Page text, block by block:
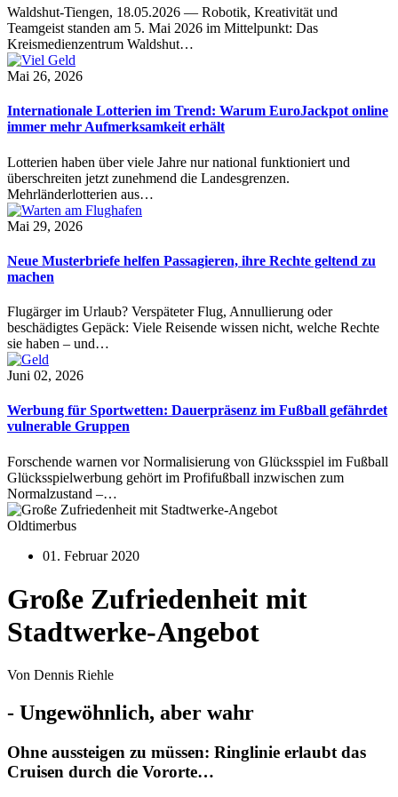
Waldshut-Tiengen, 18.05.2026 — Robotik, Kreativität und
Teamgeist standen am 5. Mai 2026 im Mittelpunkt: Das
Kreismedienzentrum Waldshut…
Mai 26, 2026
Internationale Lotterien im Trend: Warum EuroJackpot online
immer mehr Aufmerksamkeit erhält
Lotterien haben über viele Jahre nur national funktioniert und
überschreiten jetzt zunehmend die Landesgrenzen.
Mehrländerlotterien aus…
Mai 29, 2026
Neue Musterbriefe helfen Passagieren, ihre Rechte geltend zu
machen
Flugärger im Urlaub? Verspäteter Flug, Annullierung oder
beschädigtes Gepäck: Viele Reisende wissen nicht, welche Rechte
sie haben – und…
Juni 02, 2026
Werbung für Sportwetten: Dauerpräsenz im Fußball gefährdet
vulnerable Gruppen
Forschende warnen vor Normalisierung von Glücksspiel im Fußball
Glücksspielwerbung gehört im Profifußball inzwischen zum
Normalzustand –…
Oldtimerbus
01. Februar 2020
Große Zufriedenheit mit
Stadtwerke-Angebot
Von Dennis Riehle
- Ungewöhnlich, aber wahr
Ohne aussteigen zu müssen: Ringlinie erlaubt das
Cruisen durch die Vororte…